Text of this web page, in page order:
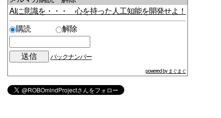
AIに意識を・・・ 心を持った人工知能を開発せよ！
購読
解除
バックナンバー
powered by まぐまぐ